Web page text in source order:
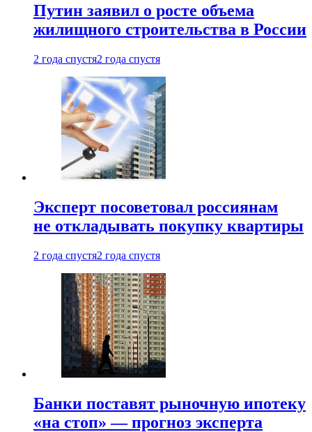
Путин заявил о росте объема
жилищного строительства в России
2 года спустя2 года спустя
Эксперт посоветовал россиянам
не откладывать покупку квартиры
2 года спустя2 года спустя
Банки поставят рыночную ипотеку
«на стоп» — прогноз эксперта